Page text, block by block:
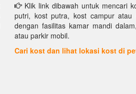
Klik link dibawah untuk mencari
putri, kost putra, kost campur
dengan fasilitas kamar mandi
atau parkir mobil.
Cari kost dan lihat lokasi kost di